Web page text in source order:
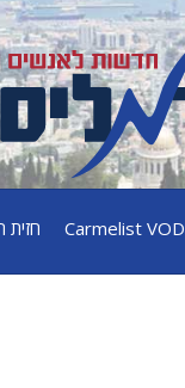
Carmelist VOD חזית